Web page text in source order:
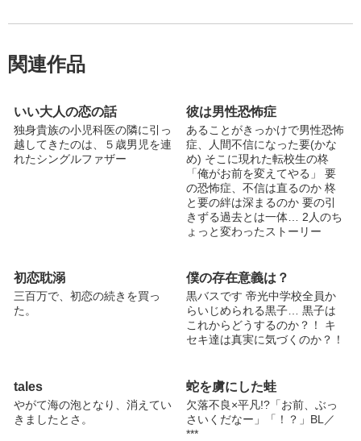
関連作品
いい大人の恋の話
独身貴族の小児科医の隣に引っ
越してきたのは、５歳男児を連
れたシングルファザー
彼は男性恐怖症
あることがきっかけで男性恐怖
症、人間不信になった要(かな
め) そこに現れた転校生の柊
「俺がお前を変えてやる」 要
の恐怖症、不信は直るのか 柊
と要の絆は深まるのか 要の引
きずる過去とは一体… 2人のち
ょっと変わったストーリー
初恋耽溺
三百万で、初恋の続きを買っ
た。
僕の存在意義は？
黒バスです 帝光中学校全員か
らいじめられる黒子… 黒子は
これからどうするのか？！ キ
セキ達は真実に気づくのか？！
tales
やがて海の泡となり、消えてい
きましたとさ。
蛇を虜にした蛙
欠落不良×平凡!?「お前、ぶっ
さいくだなー」「！？」BL／
***